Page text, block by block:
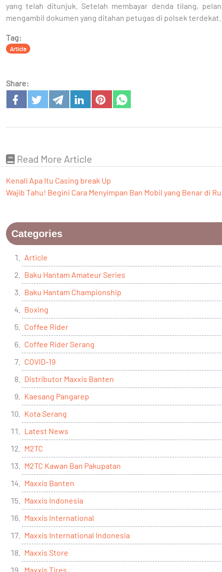
yang telah ditunjuk. Setelah membayar denda tilang,
mengambil dokumen yang ditahan petugas di polsek terdekat.
Tag:
Article
Share:
Read More Article
Kenali Apa Itu Casing break Up
Wajib Tahu! Begini Cara Menyimpan Ban Mobil yang Benar di
Categories
Article
Baku Hantam Amateur Series
Baku Hantam Championship
Boxing
Coffee Rider
Coffee Rider Serang
COVID-19
Distributor Maxxis Banten
Kaesang Pangarep
Kota Serang
Latest News
M2TC
M2TC Kawan Ban Pakupatan
Maxxis Banten
Maxxis Indonesia
Maxxis International
Maxxis International Indonesia
Maxxis Store
Maxxis Tires